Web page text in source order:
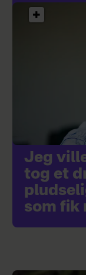
Jeg
tog et
som fik